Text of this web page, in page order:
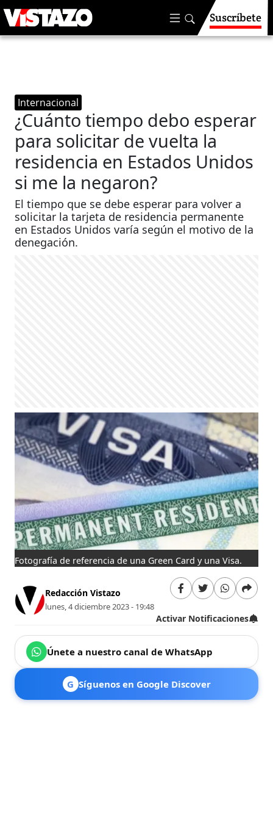
Suscríbete
Internacional
¿Cuánto tiempo debo esperar
para solicitar de vuelta la
residencia en Estados Unidos
si me la negaron?
El tiempo que se debe esperar para volver a
solicitar la tarjeta de residencia permanente
en Estados Unidos varía según el motivo de la
denegación.
Fotografía de referencia de una Green Card y una Visa.
Redacción Vistazo
lunes, 4 diciembre 2023 - 19:48
Activar Notificaciones
Únete a nuestro canal de WhatsApp
G Síguenos en Google Discover